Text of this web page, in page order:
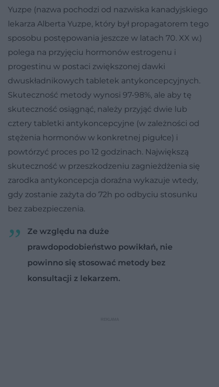
Yuzpe (nazwa pochodzi od nazwiska kanadyjskiego
lekarza Alberta Yuzpe, który był propagatorem tego
sposobu postępowania jeszcze w latach 70. XX w.)
polega na przyjęciu hormonów estrogenu i
progestinu w postaci zwiększonej dawki
dwuskładnikowych tabletek antykoncepcyjnych.
Skuteczność metody wynosi 97-98%, ale aby tę
skuteczność osiągnąć, należy przyjąć dwie lub
cztery tabletki antykoncepcyjne (w zależności od
stężenia hormonów w konkretnej pigułce) i
powtórzyć proces po 12 godzinach. Największą
skuteczność w przeszkodzeniu zagnieżdżenia się
zarodka antykoncepcja doraźna wykazuje wtedy,
gdy zostanie zażyta do 72h po odbyciu stosunku
bez zabezpieczenia.
Ze względu na duże
prawdopodobieństwo powikłań, nie
powinno się stosować metody bez
konsultacji z lekarzem.